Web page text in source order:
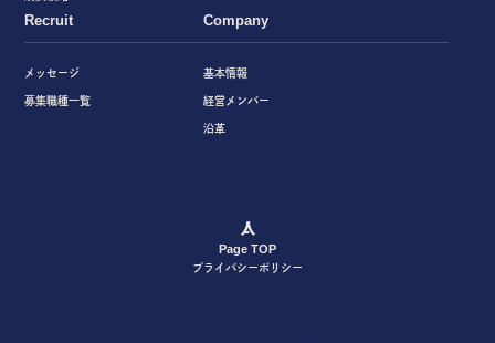
Recruit
メッセージ
募集職種一覧
Company
基本情報
経営メンバー
沿革
プライバシーポリシー
Page TOP